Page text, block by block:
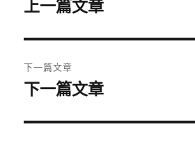
覽
上
篇
文
章:
上一篇文章
下一篇文章
下
篇
下一篇文章